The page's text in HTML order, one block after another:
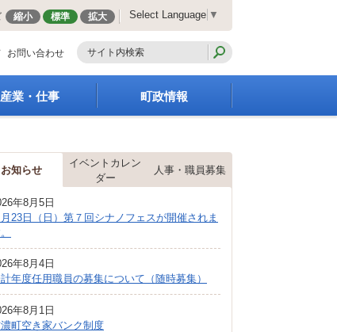
縮小 標準 拡大 Select Language ▼
お問い合わせ
産業・仕事
振興
証明・法令・規
税金
契約
管理者制度
報
町政情報
庁舎案内
町長の部屋
都市整備
お知らせ
イベントカレン
ダー
人事・職員募集
年8月5日
月23日（日）第７回シナノフェスが開催されま
年8月4日
年度任用職員の募集について（随時募集）
年8月1日
町空き家バンク制度